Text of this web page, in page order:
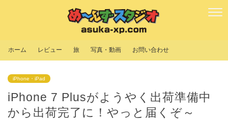
ホーム レビュー 旅 写真・動画 お問い合わせ
iPhone・iPad
iPhone 7 Plusがようやく出荷準備中
から出荷完了に！やっと届くぞ～